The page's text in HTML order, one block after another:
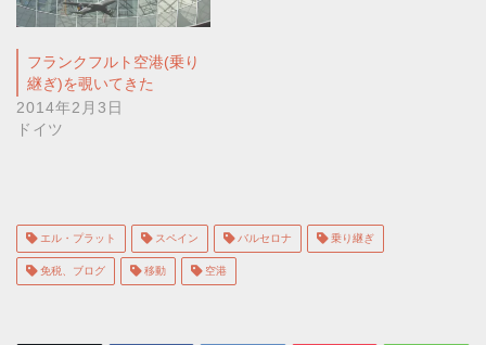
フランクフルト空港(乗り
継ぎ)を覗いてきた
2014年2月3日
ドイツ
エル・プラット スペイン バルセロナ 乗り継ぎ
免税、ブログ 移動 空港